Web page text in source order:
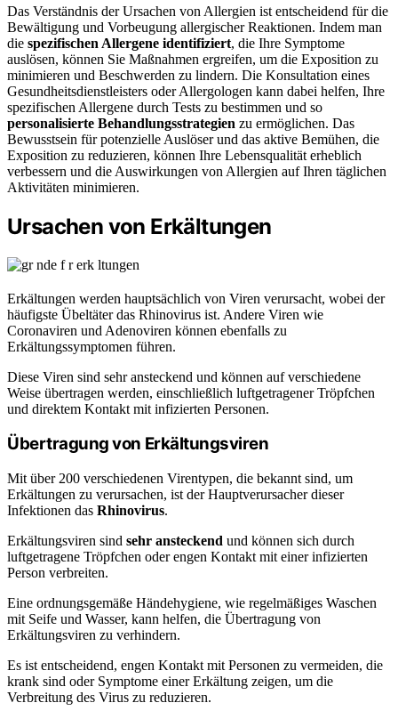
Das Verständnis der Ursachen von Allergien ist entscheidend für die
Bewältigung und Vorbeugung allergischer Reaktionen. Indem man
die spezifischen Allergene identifiziert, die Ihre Symptome
auslösen, können Sie Maßnahmen ergreifen, um die Exposition zu
minimieren und Beschwerden zu lindern. Die Konsultation eines
Gesundheitsdienstleisters oder Allergologen kann dabei helfen, Ihre
spezifischen Allergene durch Tests zu bestimmen und so
personalisierte Behandlungsstrategien zu ermöglichen. Das
Bewusstsein für potenzielle Auslöser und das aktive Bemühen, die
Exposition zu reduzieren, können Ihre Lebensqualität erheblich
verbessern und die Auswirkungen von Allergien auf Ihren täglichen
Aktivitäten minimieren.
Ursachen von Erkältungen
Erkältungen werden hauptsächlich von Viren verursacht, wobei der
häufigste Übeltäter das Rhinovirus ist. Andere Viren wie
Coronaviren und Adenoviren können ebenfalls zu
Erkältungssymptomen führen.
Diese Viren sind sehr ansteckend und können auf verschiedene
Weise übertragen werden, einschließlich luftgetragener Tröpfchen
und direktem Kontakt mit infizierten Personen.
Übertragung von Erkältungsviren
Mit über 200 verschiedenen Virentypen, die bekannt sind, um
Erkältungen zu verursachen, ist der Hauptverursacher dieser
Infektionen das Rhinovirus.
Erkältungsviren sind sehr ansteckend und können sich durch
luftgetragene Tröpfchen oder engen Kontakt mit einer infizierten
Person verbreiten.
Eine ordnungsgemäße Händehygiene, wie regelmäßiges Waschen
mit Seife und Wasser, kann helfen, die Übertragung von
Erkältungsviren zu verhindern.
Es ist entscheidend, engen Kontakt mit Personen zu vermeiden, die
krank sind oder Symptome einer Erkältung zeigen, um die
Verbreitung des Virus zu reduzieren.